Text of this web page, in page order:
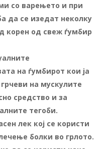
со варењето и при
да се изедат неколку
корен од свеж ѓумбир
на ѓумбирот кои ја
на мускулите
средство и за
тегоби.
лек кој се користи
болки во грлото.